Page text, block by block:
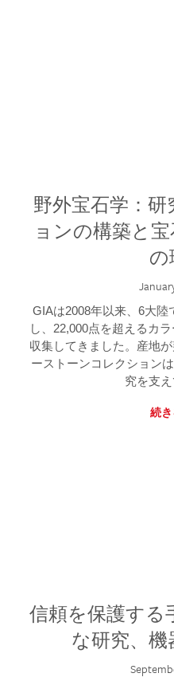
野外宝石学：
ョンの構築と
GIAは2008年以来、6大陸
し、22,000点を超えるカ
収集してきました。産地
ーストーンコレクション
究を支え
続
信頼を保護する
な研究、